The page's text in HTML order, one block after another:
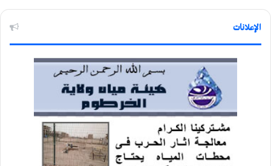
الإعلانات